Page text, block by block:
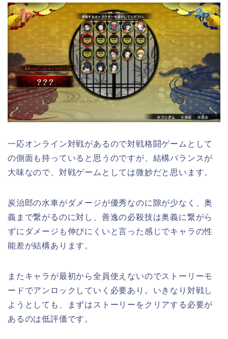
一応オンライン対戦があるので対戦格闘ゲームとして
の側面も持っていると思うのですが、結構バランスが
大味なので、対戦ゲームとしては微妙だと思います。
炭治郎の水車がダメージが優秀なのに隙が少なく、奥
義まで繋がるのに対し、善逸の必殺技は奥義に繋がら
ずにダメージも伸びにくいと言った感じでキャラの性
能差が結構あります。
またキャラが最初から全員使えないのでストーリーモ
ードでアンロックしていく必要あり。いきなり対戦し
ようとしても、まずはストーリーをクリアする必要が
あるのは低評価です。